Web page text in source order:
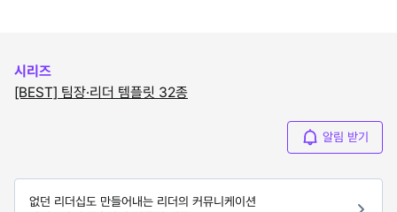
시리즈
[BEST] 팀장·리더 템플릿 32종
알림 받기
없던 리더십도 만들어내는 리더의 커뮤니케이션